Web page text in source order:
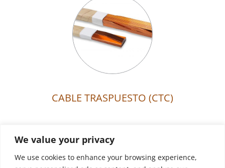
We value your privacy
We use cookies to enhance your browsing experience,
CABLE TRASPUESTO (CTC)